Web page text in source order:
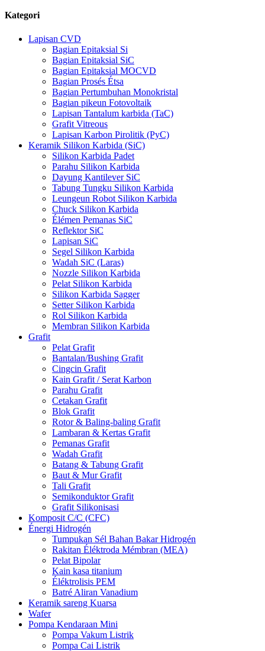
Kategori
Lapisan CVD
Bagian Epitaksial Si
Bagian Epitaksial SiC
Bagian Epitaksial MOCVD
Bagian Prosés Étsa
Bagian Pertumbuhan Monokristal
Bagian pikeun Fotovoltaik
Lapisan Tantalum karbida (TaC)
Grafit Vitreous
Lapisan Karbon Pirolitik (PyC)
Keramik Silikon Karbida (SiC)
Silikon Karbida Padet
Parahu Silikon Karbida
Dayung Kantilever SiC
Tabung Tungku Silikon Karbida
Leungeun Robot Silikon Karbida
Chuck Silikon Karbida
Élémen Pemanas SiC
Reflektor SiC
Lapisan SiC
Segel Silikon Karbida
Wadah SiC (Laras)
Nozzle Silikon Karbida
Pelat Silikon Karbida
Silikon Karbida Sagger
Setter Silikon Karbida
Rol Silikon Karbida
Membran Silikon Karbida
Grafit
Pelat Grafit
Bantalan/Bushing Grafit
Cingcin Grafit
Kain Grafit / Serat Karbon
Parahu Grafit
Cetakan Grafit
Blok Grafit
Rotor & Baling-baling Grafit
Lambaran & Kertas Grafit
Pemanas Grafit
Wadah Grafit
Batang & Tabung Grafit
Baut & Mur Grafit
Tali Grafit
Semikonduktor Grafit
Grafit Silikonisasi
Komposit C/C (CFC)
Énergi Hidrogén
Tumpukan Sél Bahan Bakar Hidrogén
Rakitan Éléktroda Mémbran (MEA)
Pelat Bipolar
Kain kasa titanium
Éléktrolisis PEM
Batré Aliran Vanadium
Keramik sareng Kuarsa
Wafer
Pompa Kendaraan Mini
Pompa Vakum Listrik
Pompa Cai Listrik